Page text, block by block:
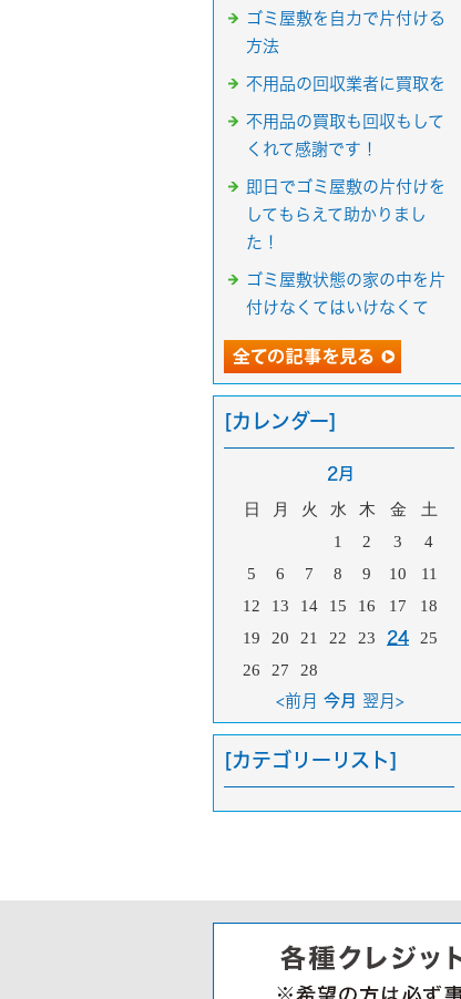
ゴミ屋敷を自力で片付ける
方法
不用品の回収業者に買取を
不用品の買取も回収もして
くれて感謝です！
即日でゴミ屋敷の片付けを
してもらえて助かりまし
た！
ゴミ屋敷状態の家の中を片
付けなくてはいけなくて
[カレンダー]
2月
日 月 火 水 木 金
土
1
2 3
4
5
6 7 8 9 10
11
12
13 14 15 16 17
18
19
20 21 22 23 24
25
26
27 28
<前月 今月 翌月>
[カテゴリーリスト]